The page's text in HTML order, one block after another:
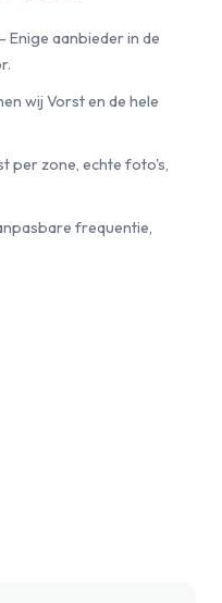
- Enige aanbieder in de
wij Vorst en de hele
per zone, echte foto's,
frequentie,